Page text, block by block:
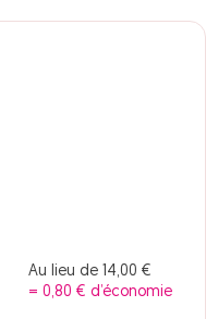
Au lieu de 14,00 €
= 0,80 € d’économie